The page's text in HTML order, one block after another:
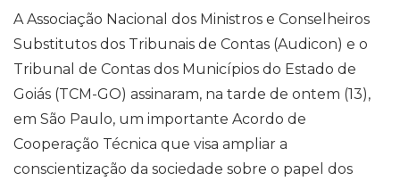
s
A
p
p
b
o
o
k
l
e
g
r
a
m
k
e
d
I
n
L
i
n
k
A Associação Nacional dos Ministros e Conselheiros
Substitutos dos Tribunais de Contas (Audicon) e o
Tribunal de Contas dos Municípios do Estado de
Goiás (TCM-GO) assinaram, na tarde de ontem (13),
em São Paulo, um importante Acordo de
Cooperação Técnica que visa ampliar a
conscientização da sociedade sobre o papel dos